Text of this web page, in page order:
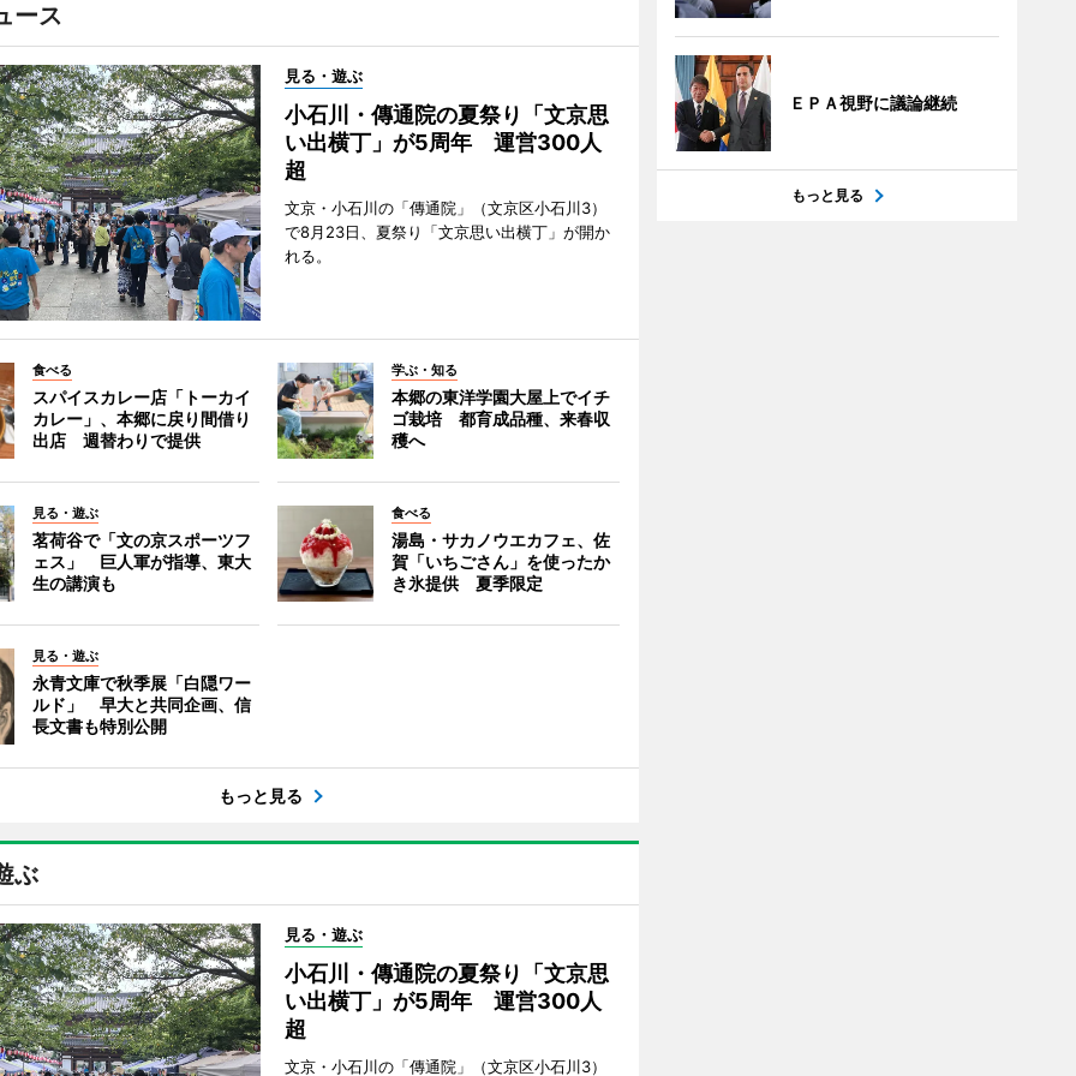
ース
見る・遊ぶ
小石川・傳通院の夏祭り「文京思
い出横丁」が5周年 運営300人
超
文京・小石川の「傳通院」（文京区小石川3）
で8月23日、夏祭り「文京思い出横丁」が開か
れる。
食べる
スパイスカレー店「トーカイ
カレー」、本郷に戻り間借り
出店 週替わりで提供
学ぶ・知る
本郷の東洋学園大屋上でイチ
ゴ栽培 都育成品種、来春収
穫へ
見る・遊ぶ
茗荷谷で「文の京スポーツフ
ェス」 巨人軍が指導、東大
生の講演も
食べる
湯島・サカノウエカフェ、佐
賀「いちごさん」を使ったか
き氷提供 夏季限定
見る・遊ぶ
永青文庫で秋季展「白隠ワー
ルド」 早大と共同企画、信
長文書も特別公開
もっと見る
ぶ
見る・遊ぶ
小石川・傳通院の夏祭り「文京思
い出横丁」が5周年 運営300人
超
文京・小石川の「傳通院」（文京区小石川3）
ＥＰＡ視野に議論継続
もっと見る